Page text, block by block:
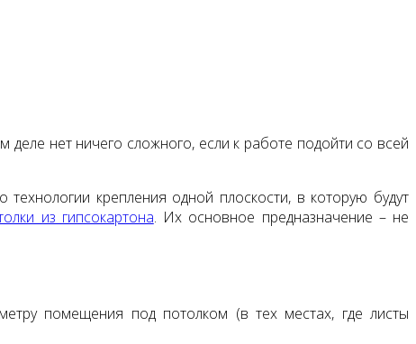
нет ничего сложного, если к работе подойти со всей
крепления одной плоскости, в которую будут
из гипсокартона. Их основное предназначение – не
помещения под потолком (в тех местах, где листы